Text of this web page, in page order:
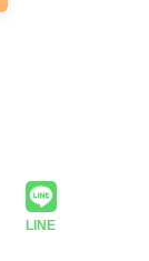
LINE